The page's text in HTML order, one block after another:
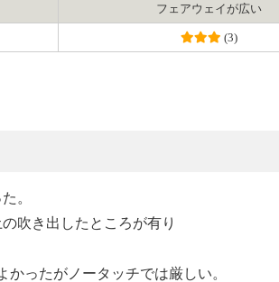
フェアウェイ が広い
(3)
。
吹き出したところが有り
ったがノータッチでは厳しい。